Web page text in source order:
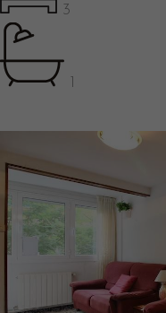
3
1